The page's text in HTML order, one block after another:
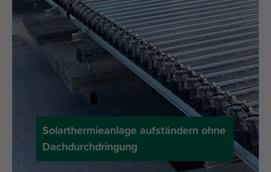
Solarthermieanlage aufständern ohne
Dachdurchdringung